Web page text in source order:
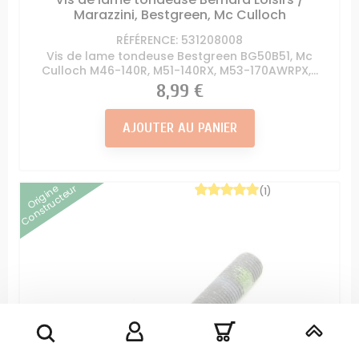
Marazzini, Bestgreen, Mc Culloch
RÉFÉRENCE: 531208008
Vis de lame tondeuse Bestgreen BG50B51, Mc
Culloch M46-140R, M51-140RX, M53-170AWRPX,...
Prix
8,99 €
AJOUTER AU PANIER
Origine
Constructeur (1)